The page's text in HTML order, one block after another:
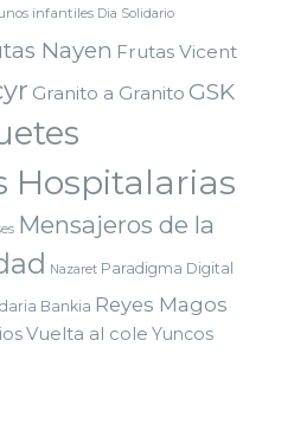
infantiles Dia Solidario
Nayen Frutas Vicent
Granito a Granito GSK
Hospitalarias
Mensajeros de la
Nazaret Paradigma Digital
Bankia Reyes Magos
Vuelta al cole Yuncos